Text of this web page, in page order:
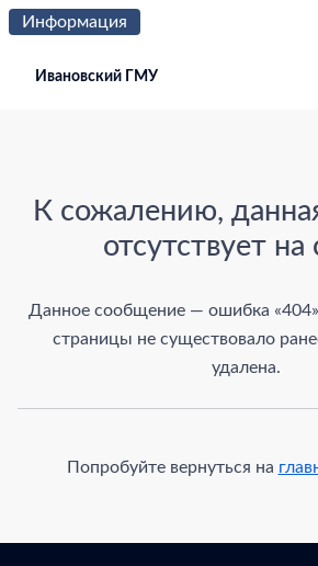
Информация
Ивановский ГМУ
К сожалению,
отсутствует на
Данное сообщение — ошибка
страницы не существовало
удалена.
Попробуйте вернуться на